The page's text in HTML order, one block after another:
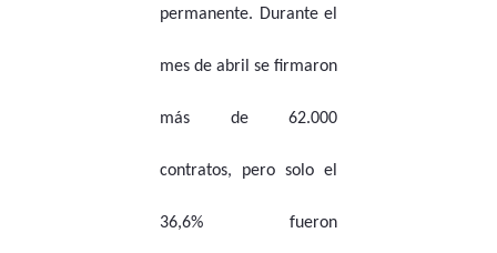
permanente. Durante el
mes de abril se firmaron
más de 62.000
contratos, pero solo el
36,6% fueron